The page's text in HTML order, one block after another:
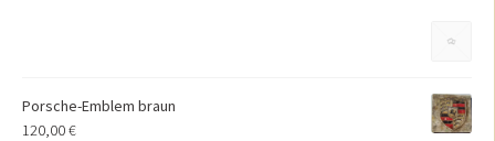
Porsche-Emblem braun
120,00€